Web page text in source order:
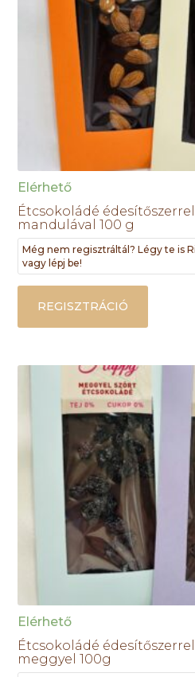
Elérhető
Étcsokoládé
mandulával 100 g
Még nem regisztráltál? Légy te is
vagy lépj be!
REGISZTRÁCIÓ
Elérhető
Étcsokoládé
meggyel 100g